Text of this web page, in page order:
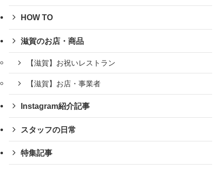
HOW TO
滋賀のお店・商品
【滋賀】お祝いレストラン
【滋賀】お店・事業者
Instagram紹介記事
スタッフの日常
特集記事